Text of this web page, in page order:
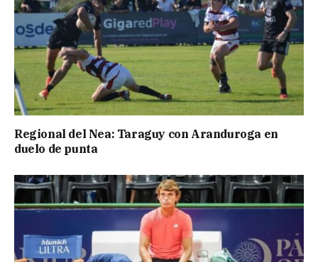
Regional del Nea: Taraguy con Aranduroga en
duelo de punta